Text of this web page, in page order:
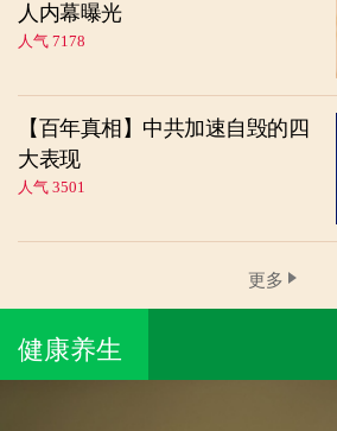
人内幕曝光
人气 7178
【百年真相】中共加速自毁的四
大表现
人气 3501
更多
健康养生